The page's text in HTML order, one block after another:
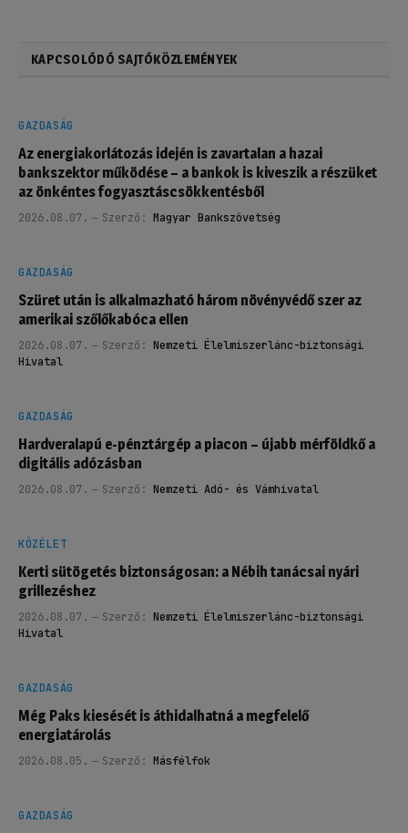
KAPCSOLÓDÓ SAJTÓKÖZLEMÉNYEK
GAZDASÁG
Az energiakorlátozás idején is zavartalan a hazai
bankszektor működése – a bankok is kiveszik a részüket
az önkéntes fogyasztáscsökkentésből
2026.08.07. Szerző: Magyar Bankszövetség
GAZDASÁG
Szüret után is alkalmazható három növényvédő szer az
amerikai szőlőkabóca ellen
2026.08.07. Szerző: Nemzeti Élelmiszerlánc-biztonsági
Hivatal
GAZDASÁG
Hardveralapú e-pénztárgép a piacon – újabb mérföldkő a
digitális adózásban
2026.08.07. Szerző: Nemzeti Adó- és Vámhivatal
KÖZÉLET
Kerti sütögetés biztonságosan: a Nébih tanácsai nyári
grillezéshez
2026.08.07. Szerző: Nemzeti Élelmiszerlánc-biztonsági
Hivatal
GAZDASÁG
Még Paks kiesését is áthidalhatná a megfelelő
energiatárolás
2026.08.05. Szerző: Másfélfok
GAZDASÁG